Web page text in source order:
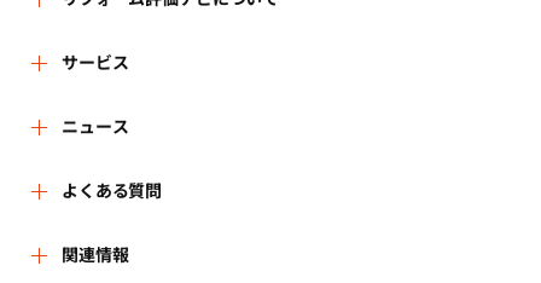
リフォーム評価ナビとは
運営体制
はじめての方へ
事務局へのお問い合せ
サービス
リフォーム会社を探す
リフォーム事例を見る
リフォームを相談する
ニュース
新着情報
講習会・セミナー
よくある質問
よくある質問
関連情報